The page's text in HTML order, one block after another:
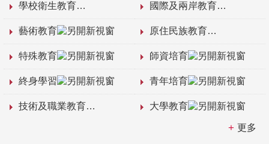
學校衛生教育 國際及兩岸教育
藝術教育 原住民族教育
特殊教育 師資培育
終身學習 青年培育
技術及職業教育 大學教育
更多